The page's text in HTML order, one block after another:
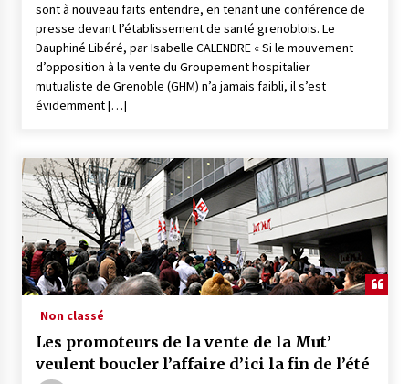
sont à nouveau faits entendre, en tenant une conférence de
presse devant l’établissement de santé grenoblois. Le
Dauphiné Libéré, par Isabelle CALENDRE « Si le mouvement
d’opposition à la vente du Groupement hospitalier
mutualiste de Grenoble (GHM) n’a jamais faibli, il s’est
évidemment […]
Non classé
Les promoteurs de la vente de la Mut’
veulent boucler l’affaire d’ici la fin de l’été